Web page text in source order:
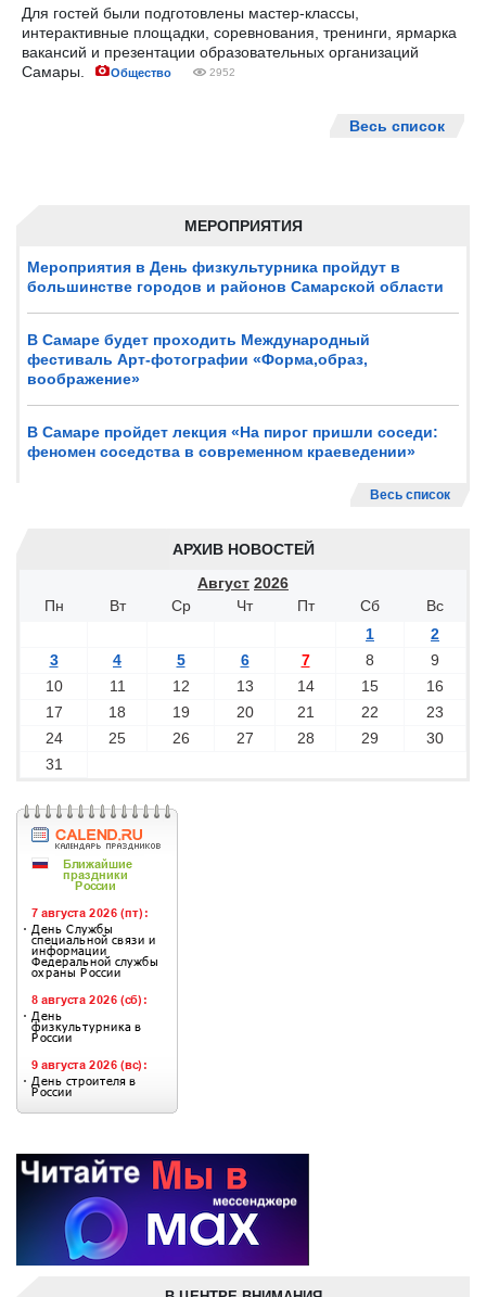
МЕРОПРИЯТИЯ
Мероприятия в День физкультурника пройдут в
большинстве городов и районов Самарской области
В Самаре будет проходить Международный
фестиваль Арт-фотографии «Форма,образ,
воображение»
В Самаре пройдет лекция «На пирог пришли соседи:
феномен соседства в современном краеведении»
Весь список
АРХИВ НОВОСТЕЙ
Август 2026
Пн
Вт Ср Чт Пт Сб
Вс
1
2
3
4 5 6 7 8
9
10
11 12 13 14 15
16
17
18 19 20 21 22
23
24
25 26 27 28 29
30
31
Для гостей были подготовлены мастер-классы,
интерактивные площадки, соревнования, тренинги, ярмарка
вакансий и презентации образовательных организаций
Самары.
Общество 2952
Весь список